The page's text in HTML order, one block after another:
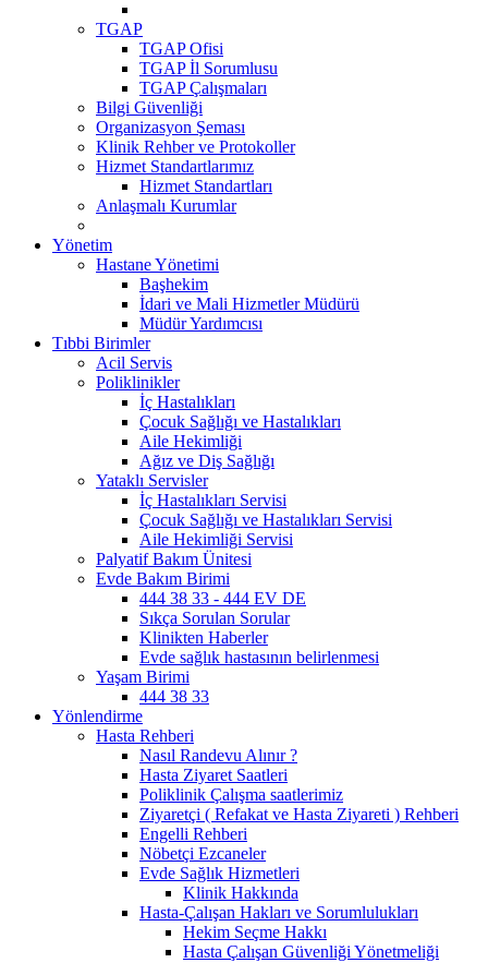
TGAP
TGAP Ofisi
TGAP İl Sorumlusu
TGAP Çalışmaları
Bilgi Güvenliği
Organizasyon Şeması
Klinik Rehber ve Protokoller
Hizmet Standartlarımız
Hizmet Standartları
Anlaşmalı Kurumlar
Yönetim
Hastane Yönetimi
Başhekim
İdari ve Mali Hizmetler Müdürü
Müdür Yardımcısı
Tıbbi Birimler
Acil Servis
Poliklinikler
İç Hastalıkları
Çocuk Sağlığı ve Hastalıkları
Aile Hekimliği
Ağız ve Diş Sağlığı
Yataklı Servisler
İç Hastalıkları Servisi
Çocuk Sağlığı ve Hastalıkları Servisi
Aile Hekimliği Servisi
Palyatif Bakım Ünitesi
Evde Bakım Birimi
444 38 33 - 444 EV DE
Sıkça Sorulan Sorular
Klinikten Haberler
Evde sağlık hastasının belirlenmesi
Yaşam Birimi
444 38 33
Yönlendirme
Hasta Rehberi
Nasıl Randevu Alınır ?
Hasta Ziyaret Saatleri
Poliklinik Çalışma saatlerimiz
Ziyaretçi ( Refakat ve Hasta Ziyareti ) Rehberi
Engelli Rehberi
Nöbetçi Ezcaneler
Evde Sağlık Hizmetleri
Klinik Hakkında
Hasta-Çalışan Hakları ve Sorumlulukları
Hekim Seçme Hakkı
Hasta Çalışan Güvenliği Yönetmeliği